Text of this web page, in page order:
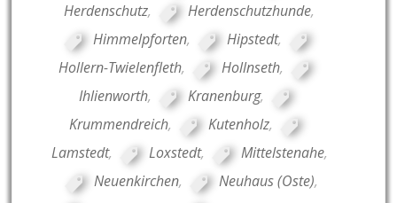
Herdenschutz, Herdenschutzhunde,
Himmelpforten, Hipstedt,
Hollern-Twielenfleth, Hollnseth,
Ihlienworth, Kranenburg,
Krummendreich, Kutenholz,
Lamstedt, Loxstedt, Mittelstenahe,
Neuenkirchen, Neuhaus (Oste),